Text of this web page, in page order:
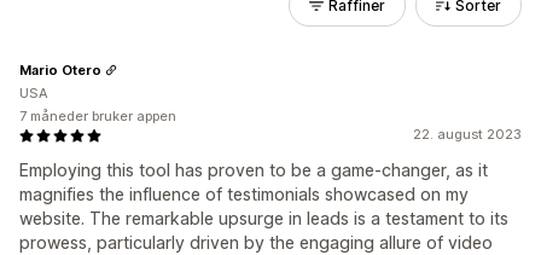
Raffiner Sorter
22. august 2023
Employing this tool has proven to be a game-changer, as it
magnifies the influence of testimonials showcased on my
website. The remarkable upsurge in leads is a testament to its
prowess, particularly driven by the engaging allure of video
Mario Otero
USA
7 måneder bruker appen